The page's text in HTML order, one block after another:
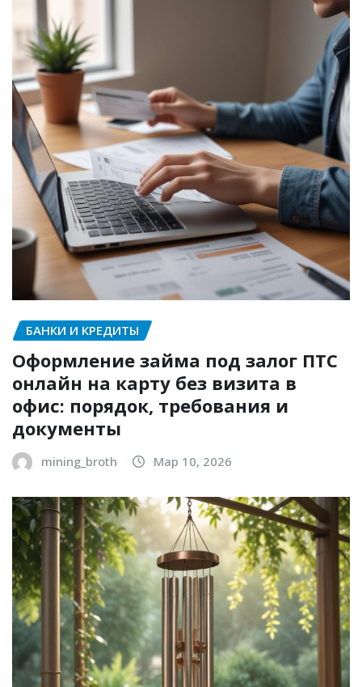
БАНКИ И КРЕДИТЫ
Оформление займа под залог ПТС
онлайн на карту без визита в
офис: порядок, требования и
документы
mining_broth Мар 10, 2026